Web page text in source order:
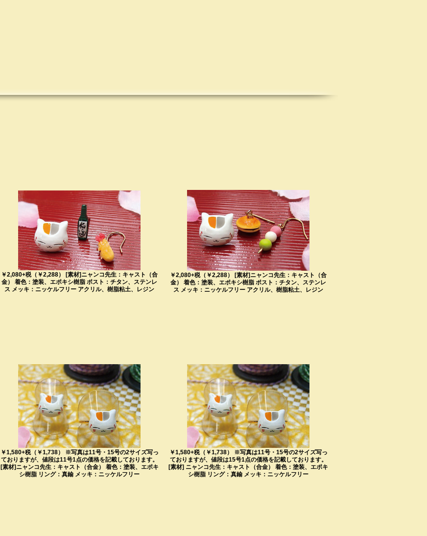
￥2,080+税（￥2,288） [素材]ニャンコ先生：キャスト（合
金） 着色：塗装、エポキシ樹脂 ポスト：チタン、ステンレ
ス メッキ：ニッケルフリー アクリル、樹脂粘土、レジン
￥2,080+税（￥2,288） [素材]ニャンコ先生：キャスト（合
金） 着色：塗装、エポキシ樹脂 ポスト：チタン、ステンレ
ス メッキ：ニッケルフリー アクリル、樹脂粘土、レジン
￥1,580+税（￥1,738） ※写真は11号・15号の2サイズ写っ
ておりますが、値段は11号1点の価格を記載しております。
[素材]ニャンコ先生：キャスト（合金） 着色：塗装、エポキ
シ樹脂 リング：真鍮 メッキ：ニッケルフリー
￥1,580+税（￥1,738） ※写真は11号・15号の2サイズ写っ
ておりますが、値段は15号1点の価格を記載しております。
[素材] ニャンコ先生：キャスト（合金） 着色：塗装、エポキ
シ樹脂 リング：真鍮 メッキ：ニッケルフリー